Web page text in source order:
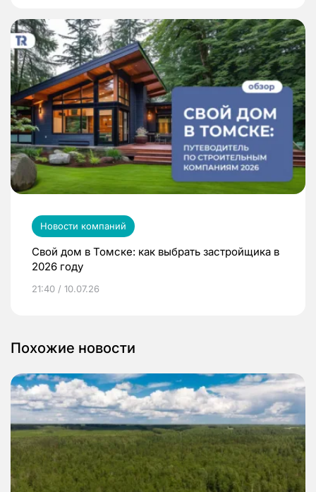
Новости компаний
Свой дом в Томске: как выбрать застройщика в
2026 году
21:40 / 10.07.26
Похожие новости